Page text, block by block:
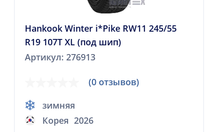
Hankook Winter i*Pike RW11 245/55
R19 107T XL (под шип)
Артикул: 276913
(0 отзывов)
зимняя
Корея 2026